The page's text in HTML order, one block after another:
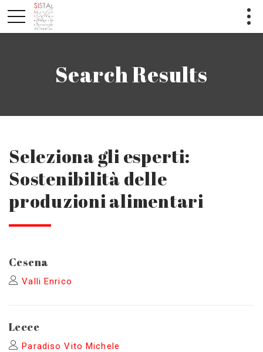
Search Results
Seleziona gli esperti:
Sostenibilità delle
produzioni alimentari
Cesena
Valli Enrico
Lecce
Paradiso Vito Michele